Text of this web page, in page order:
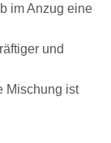
im Anzug eine
und
Mischung ist